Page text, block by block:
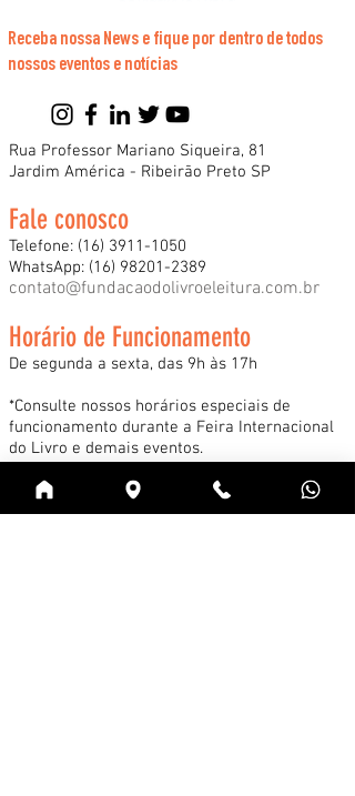
Receba nossa News e fique por dentro de todos
nossos eventos e notícias
Rua Professor Mariano Siqueira, 81
Jardim América - Ribeirão Preto SP
Fale conosco
Telefone: (16) 3911-1050
WhatsApp: (16) 98201-2389
contato@fundacaodolivroeleitura.com.br
Horário de Funcionamento
De segunda a sexta, das 9h às 17h
*Consulte nossos horários especiais de
funcionamento durante a Feira Internacional
do Livro e demais eventos.